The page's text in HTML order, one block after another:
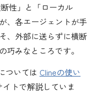
性」と「ローカル
、各エージェントが手
、外部に送らずに横断
みなところです。
ついては Clineの使い
イトで解説していま